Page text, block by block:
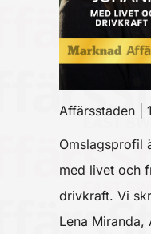
Affärsstaden |
Omslagsprofil
med livet och
drivkraft. Vi
Lena